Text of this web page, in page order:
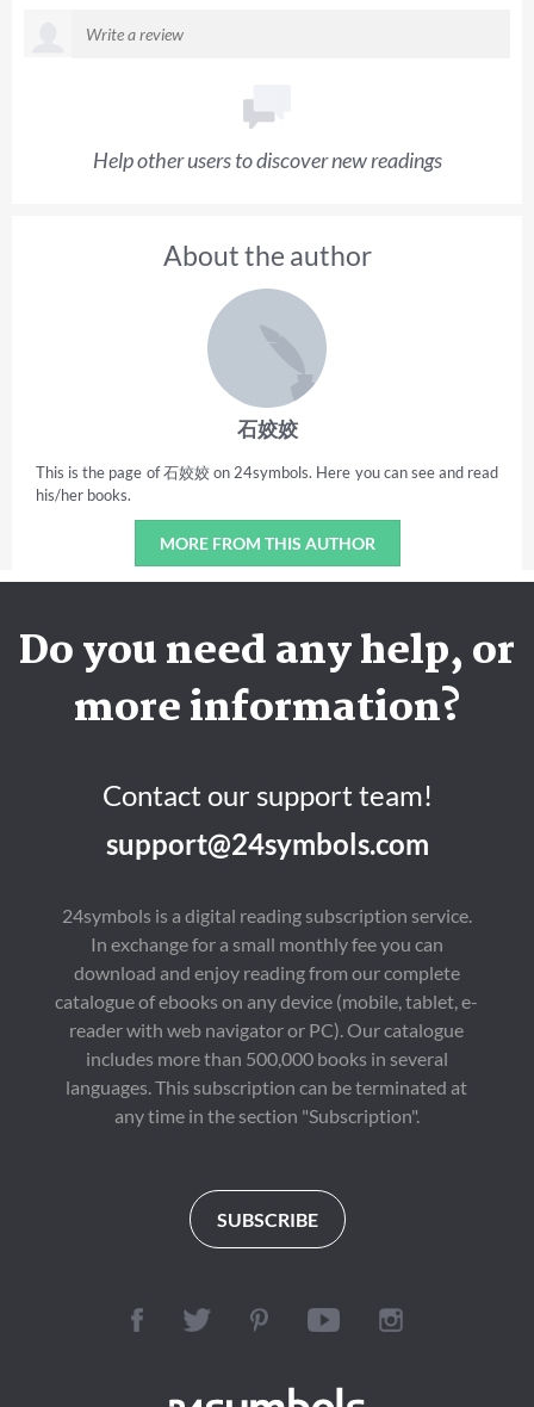
Help other users to discover new readings
About the author
石姣姣
This is the page of 石姣姣 on 24symbols. Here you can see and read
his/her books.
MORE FROM THIS AUTHOR
Do you need any help, or
more information?
Contact our support team!
support@24symbols.com
24symbols is a digital reading subscription service.
In exchange for a small monthly fee you can
download and enjoy reading from our complete
catalogue of ebooks on any device (mobile, tablet, e-
reader with web navigator or PC). Our catalogue
includes more than 500,000 books in several
languages. This subscription can be terminated at
any time in the section "Subscription".
SUBSCRIBE